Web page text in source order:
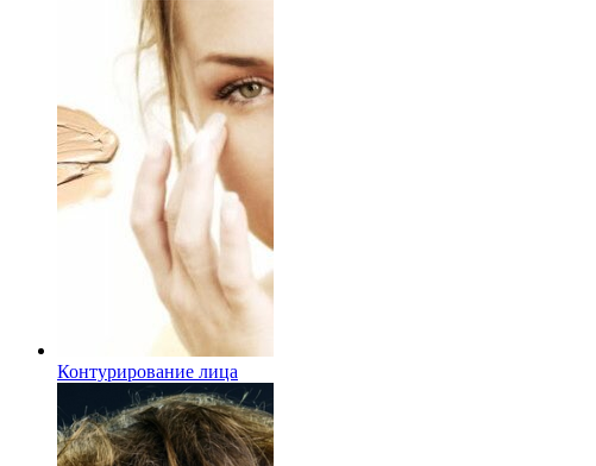
Контурирование лица